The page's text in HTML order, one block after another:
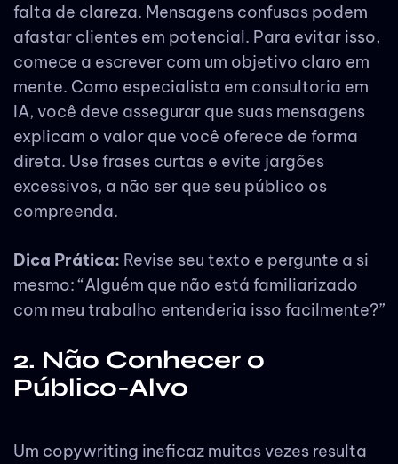
falta de clareza. Mensagens confusas podem
afastar clientes em potencial. Para evitar isso,
comece a escrever com um objetivo claro em
mente. Como especialista em consultoria em
IA, você deve assegurar que suas mensagens
explicam o valor que você oferece de forma
direta. Use frases curtas e evite jargões
excessivos, a não ser que seu público os
compreenda.
Dica Prática: Revise seu texto e pergunte a si
mesmo: “Alguém que não está familiarizado
com meu trabalho entenderia isso facilmente?”
2. Não Conhecer o
Público-Alvo
Um copywriting ineficaz muitas vezes resulta